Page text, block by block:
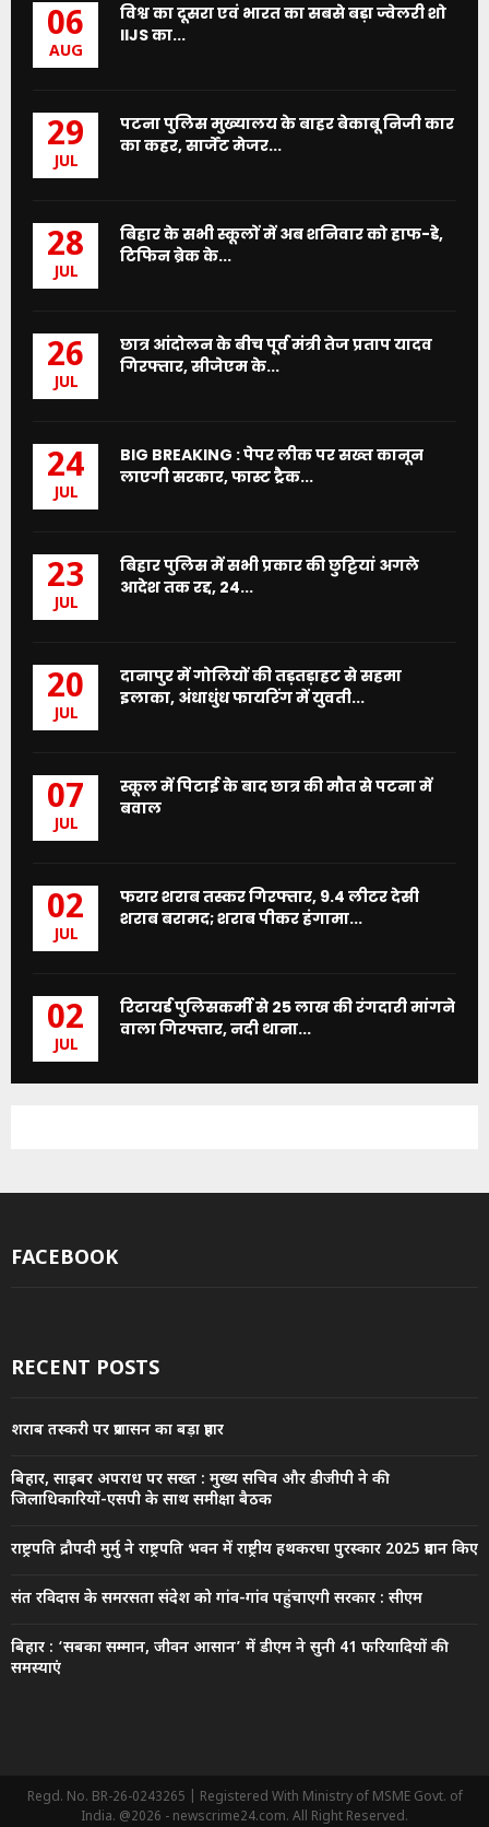
06
AUG
विश्व का दूसरा एवं भारत का सबसे बड़ा ज्वेलरी शो
IIJS का...
29
JUL
पटना पुलिस मुख्यालय के बाहर बेकाबू निजी कार
का कहर, सार्जेंट मेजर...
28
JUL
बिहार के सभी स्कूलों में अब शनिवार को हाफ-डे,
टिफिन ब्रेक के...
26
JUL
छात्र आंदोलन के बीच पूर्व मंत्री तेज प्रताप यादव
गिरफ्तार, सीजेएम के...
24
JUL
BIG BREAKING : पेपर लीक पर सख्त कानून
लाएगी सरकार, फास्ट ट्रैक...
23
JUL
बिहार पुलिस में सभी प्रकार की छुट्टियां अगले
आदेश तक रद्द, 24...
20
JUL
दानापुर में गोलियों की तड़तड़ाहट से सहमा
इलाका, अंधाधुंध फायरिंग में युवती...
07
JUL
स्कूल में पिटाई के बाद छात्र की मौत से पटना में
बवाल
02
JUL
फरार शराब तस्कर गिरफ्तार, 9.4 लीटर देसी
शराब बरामद; शराब पीकर हंगामा...
02
JUL
रिटायर्ड पुलिसकर्मी से 25 लाख की रंगदारी मांगने
वाला गिरफ्तार, नदी थाना...
FACEBOOK
RECENT POSTS
शराब तस्करी पर प्रशासन का बड़ा प्रहार
बिहार, साइबर अपराध पर सख्त : मुख्य सचिव और डीजीपी ने की
जिलाधिकारियों-एसपी के साथ समीक्षा बैठक
राष्ट्रपति द्रौपदी मुर्मु ने राष्ट्रपति भवन में राष्ट्रीय हथकरघा पुरस्कार 2025 प्रदान किए
संत रविदास के समरसता संदेश को गांव-गांव पहुंचाएगी सरकार : सीएम
बिहार : ‘सबका सम्मान, जीवन आसान’ में डीएम ने सुनी 41 फरियादियों की
समस्याएं
Regd. No. BR-26-0243265 | Registered With Ministry of MSME Govt. of
India. @2026 - newscrime24.com. All Right Reserved.